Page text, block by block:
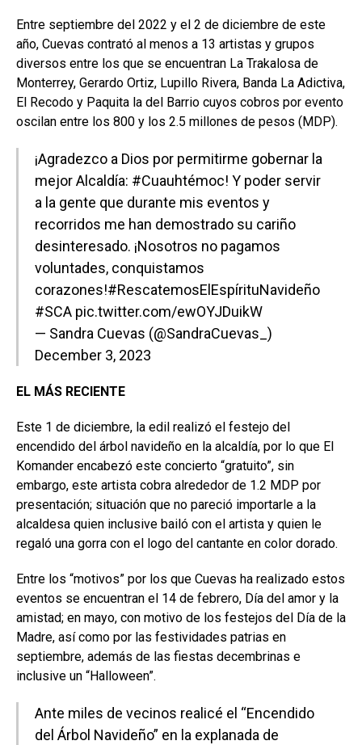
Entre septiembre del 2022 y el 2 de diciembre de este
año, Cuevas contrató al menos a 13 artistas y grupos
diversos entre los que se encuentran La Trakalosa de
Monterrey, Gerardo Ortiz, Lupillo Rivera, Banda La Adictiva,
El Recodo y Paquita la del Barrio cuyos cobros por evento
oscilan entre los 800 y los 2.5 millones de pesos (MDP).
¡Agradezco a Dios por permitirme gobernar la
mejor Alcaldía: #Cuauhtémoc! Y poder servir
a la gente que durante mis eventos y
recorridos me han demostrado su cariño
desinteresado. ¡Nosotros no pagamos
voluntades, conquistamos
corazones!#RescatemosElEspírituNavideño
#SCA pic.twitter.com/ewOYJDuikW
— Sandra Cuevas (@SandraCuevas_)
December 3, 2023
EL MÁS RECIENTE
Este 1 de diciembre, la edil realizó el festejo del
encendido del árbol navideño en la alcaldía, por lo que El
Komander encabezó este concierto “gratuito”, sin
embargo, este artista cobra alrededor de 1.2 MDP por
presentación; situación que no pareció importarle a la
alcaldesa quien inclusive bailó con el artista y quien le
regaló una gorra con el logo del cantante en color dorado.
Entre los “motivos” por los que Cuevas ha realizado estos
eventos se encuentran el 14 de febrero, Día del amor y la
amistad; en mayo, con motivo de los festejos del Día de la
Madre, así como por las festividades patrias en
septiembre, además de las fiestas decembrinas e
inclusive un “Halloween”.
Ante miles de vecinos realicé el “Encendido
del Árbol Navideño” en la explanada de